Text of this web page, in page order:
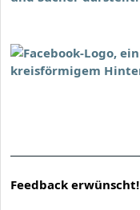
Feedback erwünscht!